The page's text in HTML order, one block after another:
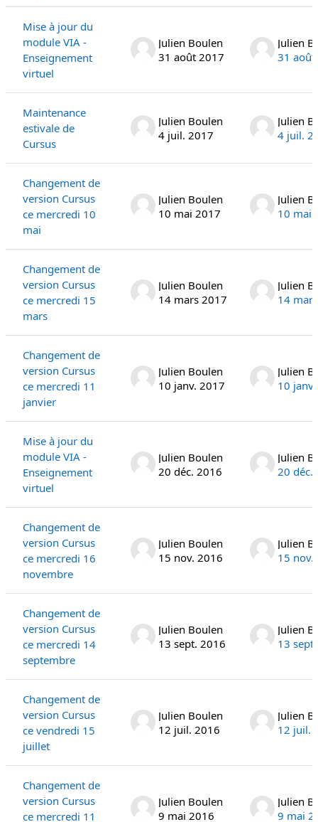
Mise à jour du
module VIA -
Enseignement
virtuel
Julien Boulen
31 août 2017
Julien
31
Maintenance
estivale de
Cursus
Julien Boulen
4 juil. 2017
Julien
4 juil.
Changement de
version Cursus
ce mercredi 10
mai
Julien Boulen
10 mai 2017
Julien
10 mai
Changement de
version Cursus
ce mercredi 15
mars
Julien Boulen
14 mars 2017
Julien
14
Changement de
version Cursus
ce mercredi 11
janvier
Julien Boulen
10 janv. 2017
Julien
10
Mise à jour du
module VIA -
Enseignement
virtuel
Julien Boulen
20 déc. 2016
Julien
20 déc.
Changement de
version Cursus
ce mercredi 16
novembre
Julien Boulen
15 nov. 2016
Julien
15 nov.
Changement de
version Cursus
ce mercredi 14
septembre
Julien Boulen
13 sept. 2016
Julien
13
Changement de
version Cursus
ce vendredi 15
juillet
Julien Boulen
12 juil. 2016
Julien
12 juil.
Changement de
version Cursus
ce mercredi 11
Julien Boulen
9 mai 2016
Julien
9 mai